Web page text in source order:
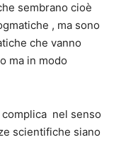
sembrano cioè
, ma sono
che vanno
ma in modo
nel senso
scientifiche siano